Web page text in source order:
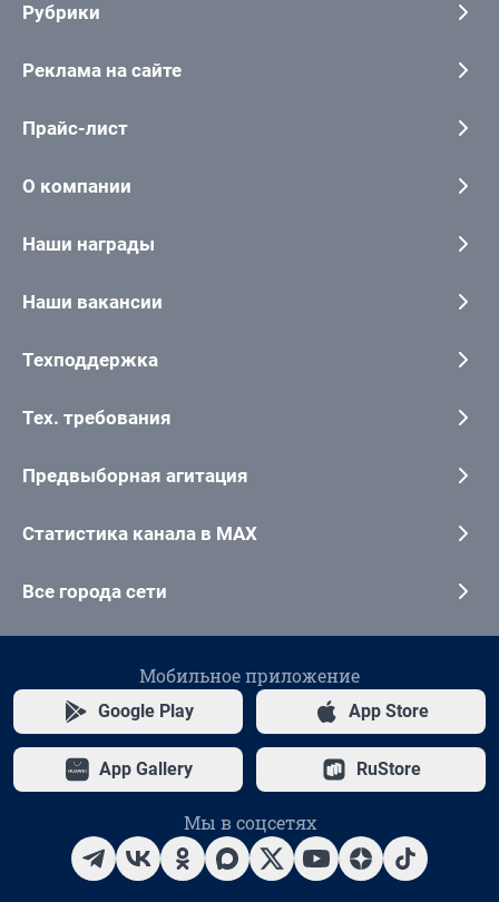
Рубрики
Реклама на сайте
Прайс-лист
О компании
Наши награды
Наши вакансии
Техподдержка
Тех. требования
Предвыборная агитация
Статистика канала в MAX
Все города сети
Мобильное приложение
Google Play App Store
App Gallery RuStore
Мы в соцсетях